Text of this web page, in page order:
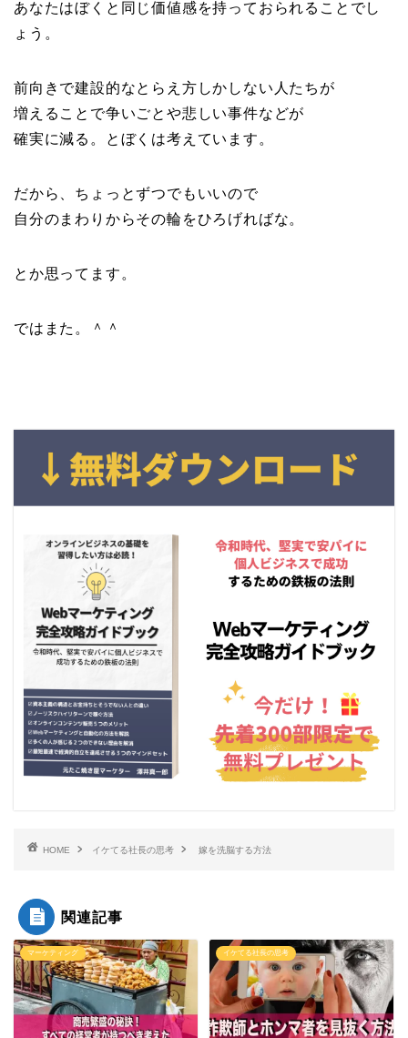
あなたはぼくと同じ価値感を持っておられることでし
ょう。
前向きで建設的なとらえ方しかしない人たちが
増えることで争いごとや悲しい事件などが
確実に減る。とぼくは考えています。
だから、ちょっとずつでもいいので
自分のまわりからその輪をひろげればな。
とか思ってます。
ではまた。＾＾
HOME イケてる社長の思考 嫁を洗脳する方法
関連記事
マーケティング イケてる社長の思考